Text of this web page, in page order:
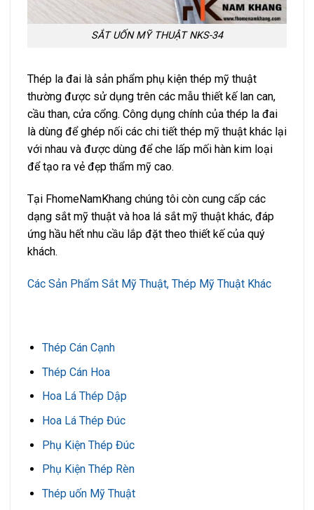
SẮT UỐN MỸ THUẬT NKS-34
Thép la đai là sản phẩm phụ kiện thép mỹ thuật
thường được sử dụng trên các mẫu thiết kế lan can,
cầu than, cửa cổng. Công dụng chính của thép la đai
là dùng để ghép nối các chi tiết thép mỹ thuật khác lại
với nhau và được dùng để che lấp mối hàn kim loại
để tạo ra vẻ đẹp thẩm mỹ cao.
Tại FhomeNamKhang chúng tôi còn cung cấp các
dạng sắt mỹ thuật và hoa lá sắt mỹ thuật khác, đáp
ứng hầu hết nhu cầu lắp đặt theo thiết kế của quý
khách.
Các Sản Phẩm Sắt Mỹ Thuật, Thép Mỹ Thuật Khác
Thép Cán Cạnh
Thép Cán Hoa
Hoa Lá Thép Dập
Hoa Lá Thép Đúc
Phụ Kiện Thép Đúc
Phụ Kiện Thép Rèn
Thép uốn Mỹ Thuật